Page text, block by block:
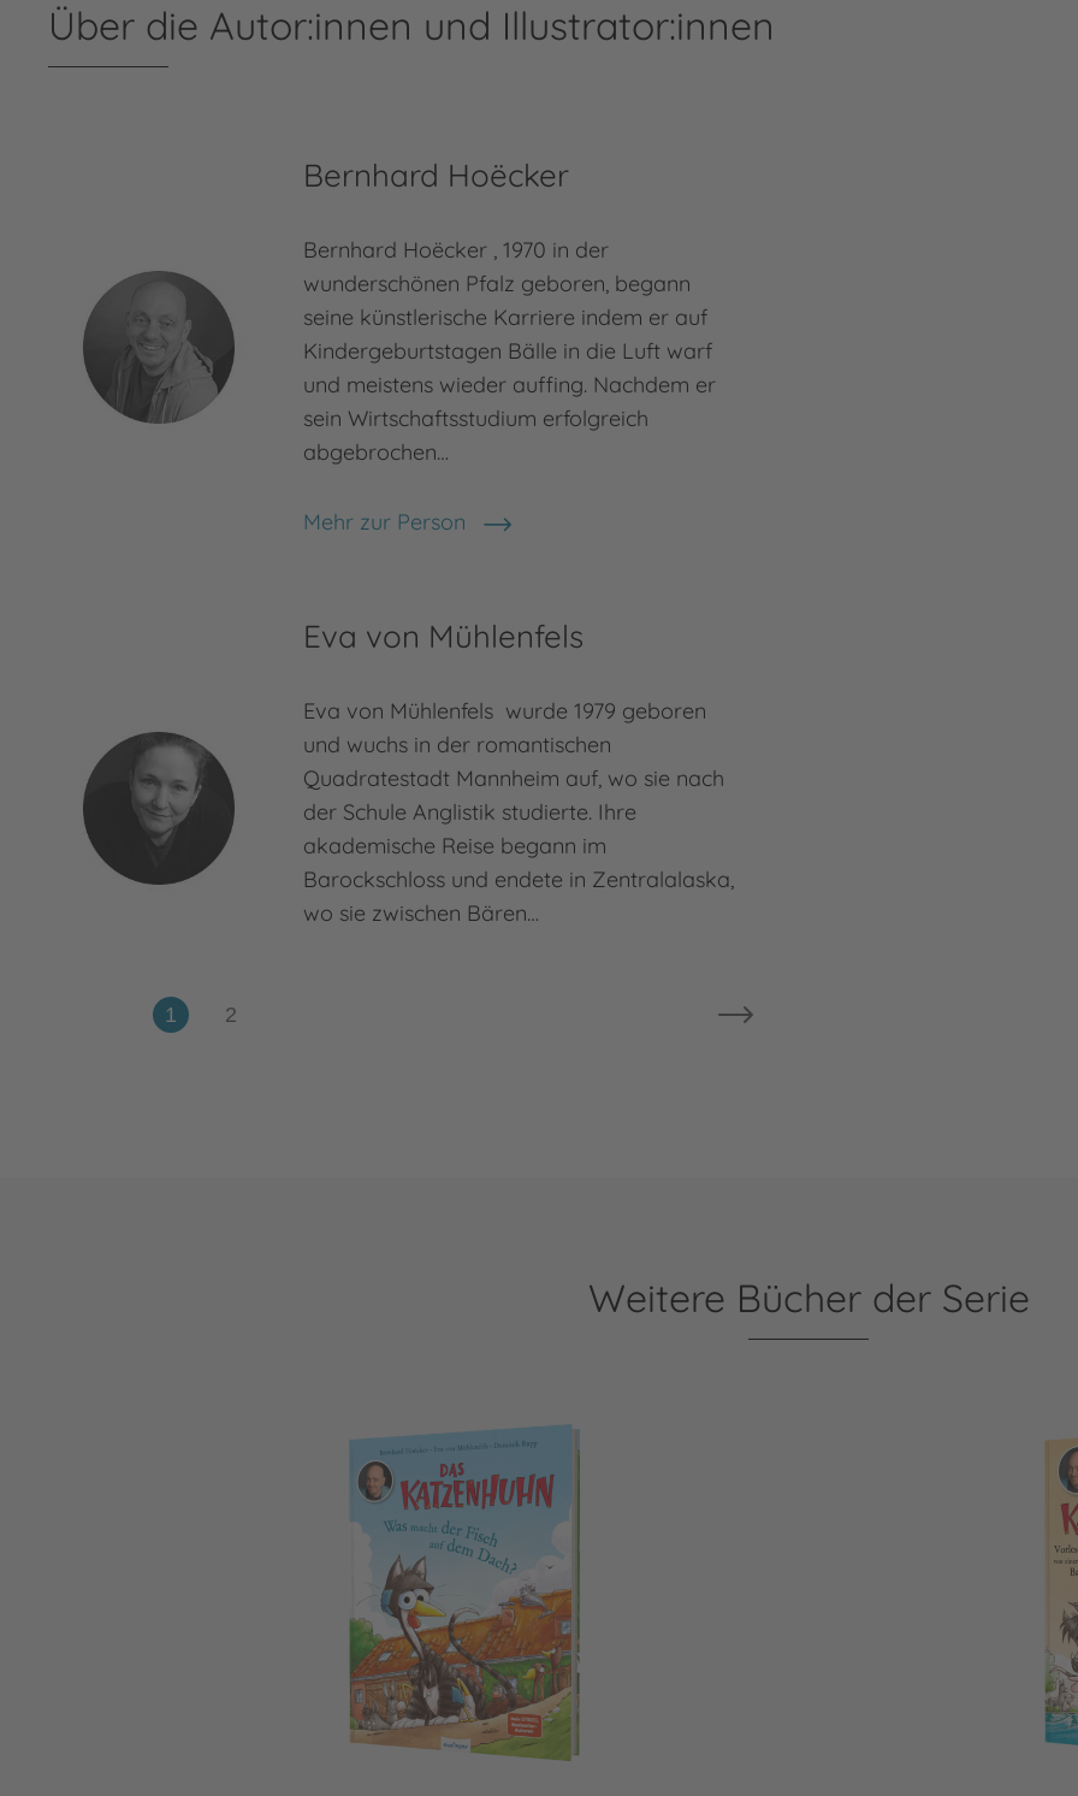
Über die Autor:innen und Illustrator:innen
Bernhard Hoëcker
Bernhard Hoëcker , 1970 in der
wunderschönen Pfalz geboren, begann
seine künstlerische Karriere indem er auf
Kindergeburtstagen Bälle in die Luft warf
und meistens wieder auffing. Nachdem er
sein Wirtschaftsstudium erfolgreich
abgebrochen…
Mehr zur Person
Bernhard Hoëcker
Eva von Mühlenfels
Eva von Mühlenfels wurde 1979 geboren
und wuchs in der romantischen
Quadratestadt Mannheim auf, wo sie nach
der Schule Anglistik studierte. Ihre
akademische Reise begann im
Barockschloss und endete in Zentralalaska,
wo sie zwischen Bären…
Weitere Bücher der Serie